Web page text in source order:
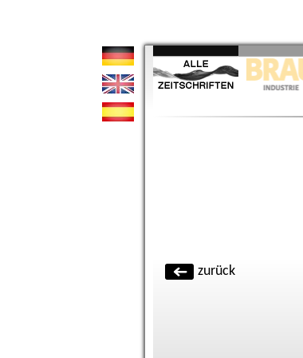
zurück